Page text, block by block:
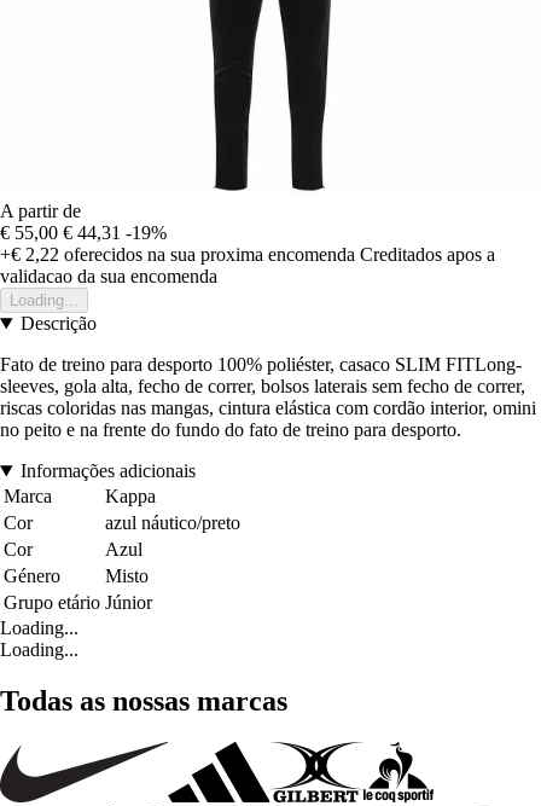
A partir de
€ 55,00 € 44,31 -19%
+€ 2,22 oferecidos na sua proxima encomenda Creditados apos a
validacao da sua encomenda
Loading...
Descrição
Fato de treino para desporto 100% poliéster, casaco SLIM FITLong-
sleeves, gola alta, fecho de correr, bolsos laterais sem fecho de correr,
riscas coloridas nas mangas, cintura elástica com cordão interior, omini
no peito e na frente do fundo do fato de treino para desporto.
Informações adicionais
Marca
Kappa
Cor
azul náutico/preto
Cor
Azul
Género
Misto
Grupo etário Júnior
Loading...
Loading...
Todas as nossas marcas